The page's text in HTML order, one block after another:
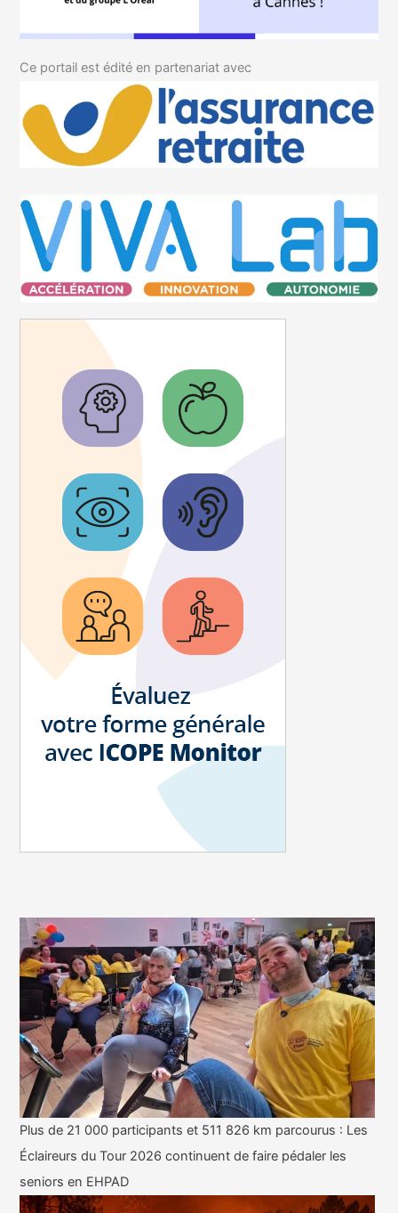
Ce portail est édité en partenariat avec
Plus de 21 000 participants et 511 826 km parcourus : Les
Éclaireurs du Tour 2026 continuent de faire pédaler les
seniors en EHPAD